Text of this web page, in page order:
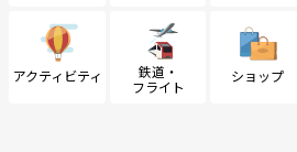
アクティビティ
鉄道・
フライト
ショップ